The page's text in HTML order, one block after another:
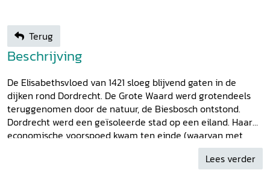
Terug
Beschrijving
De Elisabethsvloed van 1421 sloeg blijvend gaten in de
dijken rond Dordrecht. De Grote Waard werd grotendeels
teruggenomen door de natuur, de Biesbosch ontstond.
Dordrecht werd een geïsoleerde stad op een eiland. Haar
economische voorspoed kwam ten einde (waarvan met
name Amsterdam profiteerde). In 2021 is het 600 jaar
geleden dat deze vloed de Hollandse Delta teisterde. Het
Lees verder